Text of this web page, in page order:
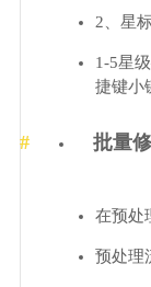
2、星
1-5星
捷键小
批量
在预处
预处理